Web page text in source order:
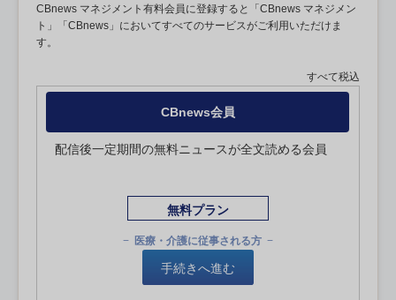
CBnews マネジメント有料会員に登録すると「CBnews マネジメン
ト」「CBnews」においてすべてのサービスがご利用いただけま
す。
すべて税込
CBnews会員
配信後一定期間の無料ニュースが全文読める会員
無料プラン
医療・介護に従事される方
手続きへ進む